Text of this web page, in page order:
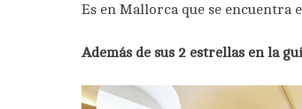
Es en Mallorca que se encuentra
Además de sus 2 estrellas en la